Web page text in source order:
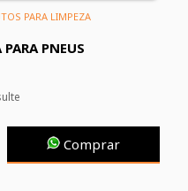
PARA LIMPEZA
PNEUS
Comprar